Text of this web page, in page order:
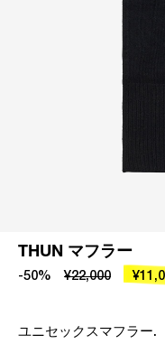
THUN マフラー
-50% ¥22,000
ユニセックスマフラー.